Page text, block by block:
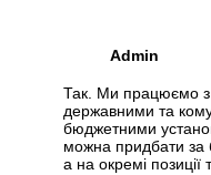
Admin
Так. Ми працюємо
державними та
бюджетними
можна придбати за
а на окремі